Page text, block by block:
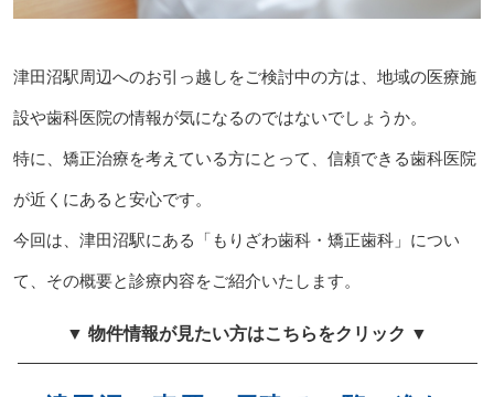
津田沼駅周辺へのお引っ越しをご検討中の方は、地域の医療施
設や歯科医院の情報が気になるのではないでしょうか。
特に、矯正治療を考えている方にとって、信頼できる歯科医院
が近くにあると安心です。
今回は、津田沼駅にある「もりざわ歯科・矯正歯科」につい
て、その概要と診療内容をご紹介いたします。
▼ 物件情報が見たい方はこちらをクリック ▼